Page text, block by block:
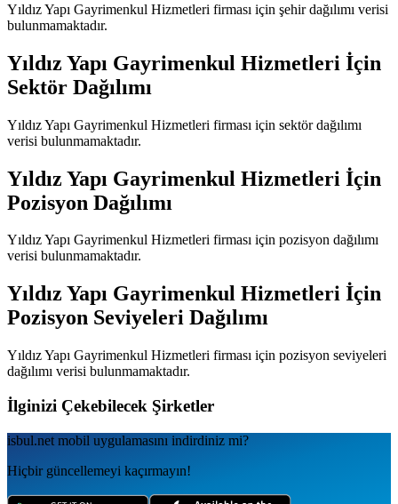
Yıldız Yapı Gayrimenkul Hizmetleri firması için şehir dağılımı verisi
bulunmamaktadır.
Yıldız Yapı Gayrimenkul Hizmetleri İçin
Sektör Dağılımı
Yıldız Yapı Gayrimenkul Hizmetleri firması için sektör dağılımı
verisi bulunmamaktadır.
Yıldız Yapı Gayrimenkul Hizmetleri İçin
Pozisyon Dağılımı
Yıldız Yapı Gayrimenkul Hizmetleri firması için pozisyon dağılımı
verisi bulunmamaktadır.
Yıldız Yapı Gayrimenkul Hizmetleri İçin
Pozisyon Seviyeleri Dağılımı
Yıldız Yapı Gayrimenkul Hizmetleri firması için pozisyon seviyeleri
dağılımı verisi bulunmamaktadır.
İlginizi Çekebilecek Şirketler
isbul.net mobil uygulamаsını indirdiniz mi?
Hiçbir güncellemeyi kaçırmayın!